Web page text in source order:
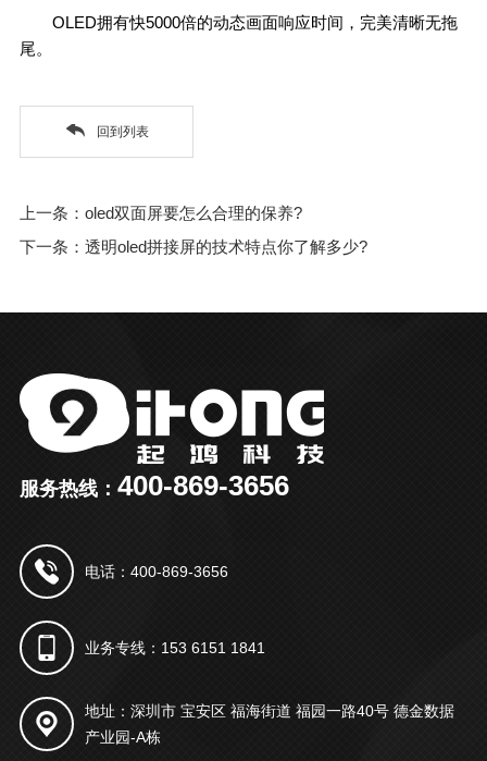
OLED拥有快5000倍的动态画面响应时间，完美清晰无拖
尾。
回到列表
上一条：oled双面屏要怎么合理的保养?
下一条：透明oled拼接屏的技术特点你了解多少?
服务热线： 400-869-3656
电话：400-869-3656
业务专线：153 6151 1841
地址：深圳市 宝安区 福海街道 福园一路40号 德金数据
产业园-A栋